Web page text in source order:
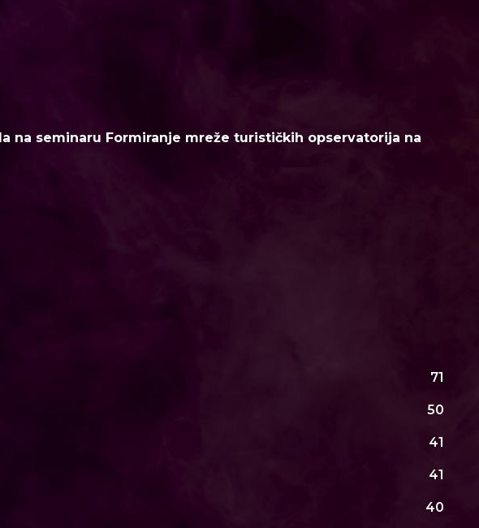
na seminaru Formiranje mreže turističkih opservatorija na
71
50
41
41
40